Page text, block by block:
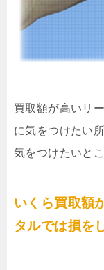
買取額が高いリ
に気をつけたい
気をつけたいとこ
いくら買取額
タルでは損を